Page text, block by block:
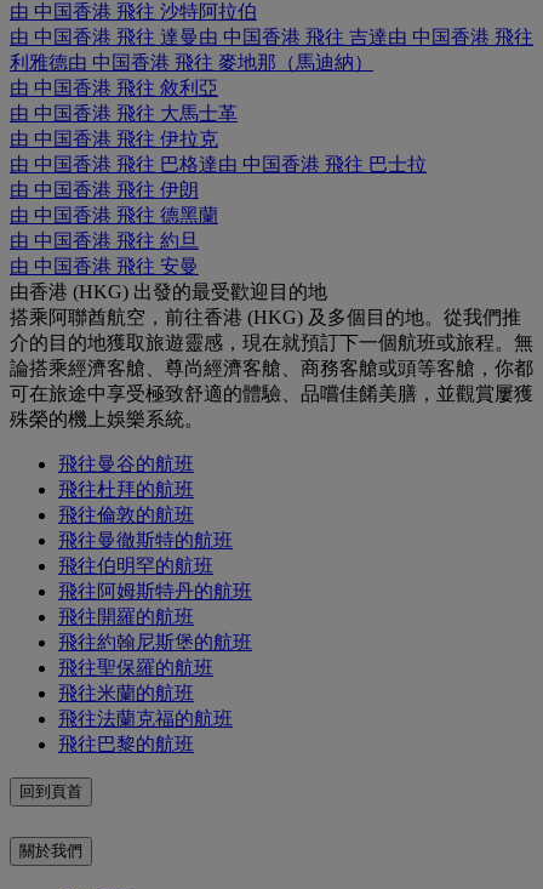
由 中国香港 飛往 沙特阿拉伯
由 中国香港 飛往 達曼由 中国香港 飛往 吉達由 中国香港 飛往
利雅德由 中国香港 飛往 麥地那（馬迪納）
由 中国香港 飛往 敘利亞
由 中国香港 飛往 大馬士革
由 中国香港 飛往 伊拉克
由 中国香港 飛往 巴格達由 中国香港 飛往 巴士拉
由 中国香港 飛往 伊朗
由 中国香港 飛往 德黑蘭
由 中国香港 飛往 約旦
由 中国香港 飛往 安曼
由香港 (HKG) 出發的最受歡迎目的地
搭乘阿聯酋航空，前往香港 (HKG) 及多個目的地。從我們推
介的目的地獲取旅遊靈感，現在就預訂下一個航班或旅程。無
論搭乘經濟客艙、尊尚經濟客艙、商務客艙或頭等客艙，你都
可在旅途中享受極致舒適的體驗、品嚐佳餚美膳，並觀賞屢獲
殊榮的機上娛樂系統。
飛往曼谷的航班
飛往杜拜的航班
飛往倫敦的航班
飛往曼徹斯特的航班
飛往伯明罕的航班
飛往阿姆斯特丹的航班
飛往開羅的航班
飛往約翰尼斯堡的航班
飛往聖保羅的航班
飛往米蘭的航班
飛往法蘭克福的航班
飛往巴黎的航班
回到頁首
關於我們